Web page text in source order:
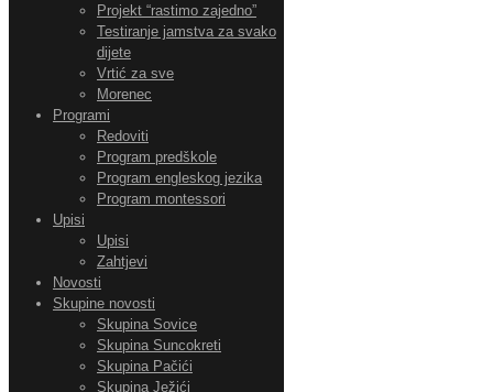
Projekt “rastimo zajedno”
Testiranje jamstva za svako
dijete
Vrtić za sve
Morenec
Programi
Redoviti
Program predškole
Program engleskog jezika
Program montessori
Upisi
Upisi
Zahtjevi
Novosti
Skupine novosti
Skupina Sovice
Skupina Suncokreti
Skupina Pačići
Skupina Ježići